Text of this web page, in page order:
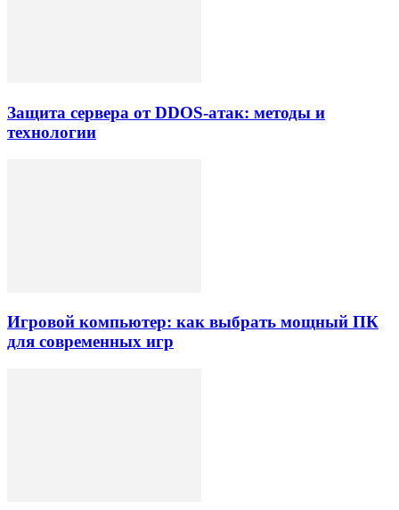
Защита сервера от DDOS-атак: методы и
технологии
Игровой компьютер: как выбрать мощный ПК
для современных игр